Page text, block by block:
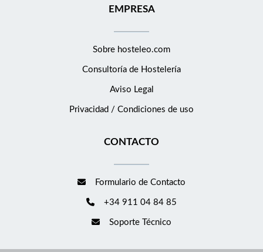
EMPRESA
Sobre hosteleo.com
Consultoría de Hostelería
Aviso Legal
Privacidad / Condiciones de uso
CONTACTO
Formulario de Contacto
+34 911 04 84 85
Soporte Técnico